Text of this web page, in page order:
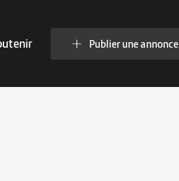
Publier une annonce